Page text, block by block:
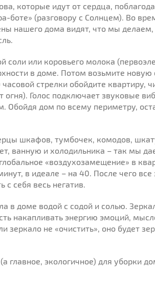
которые идут от сердца,
боте» (разговору с Солнцем). Во
нашего дома видят, что мы
соли или коровьего молока
в доме. Потом возьмите новую
стрелки обойдите квартиру,
Голос подключает звуковые
Обойдя дом по всему периметру,
шкафов, тумбочек, комодов,
ванную и холодильника – так мы
«воздухозамещение» в
в идеале – на 40. После чего все
с себя весь негатив.
в доме водой с содой и солью.
накапливать энергию эмоций,
зеркало не «очистить», оно будет
главное, экологичное) для уборки